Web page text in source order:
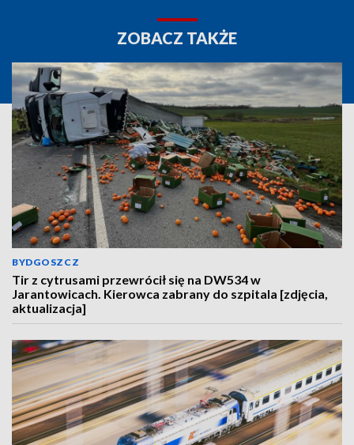
ZOBACZ TAKŻE
BYDGOSZCZ
Tir z cytrusami przewrócił się na DW534 w
Jarantowicach. Kierowca zabrany do szpitala [zdjęcia,
aktualizacja]